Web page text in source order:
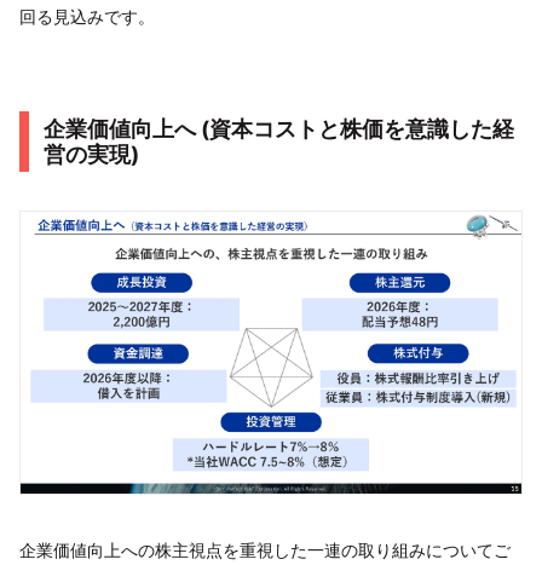
回る見込みです。
企業価値向上へ (資本コストと株価を意識した経
営の実現)
企業価値向上への株主視点を重視した一連の取り組みについてご